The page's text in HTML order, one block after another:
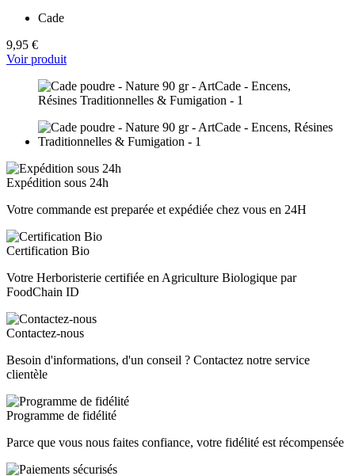
Cade
9,95 €
Voir produit
Expédition sous 24h
Votre commande est preparée et expédiée chez vous en 24H
Certification Bio
Votre Herboristerie certifiée en Agriculture Biologique par
FoodChain ID
Contactez-nous
Besoin d'informations, d'un conseil ? Contactez notre service
clientèle
Programme de fidélité
Parce que vous nous faites confiance, votre fidélité est récompensée